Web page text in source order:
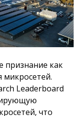
признание как
Leaderboard
что